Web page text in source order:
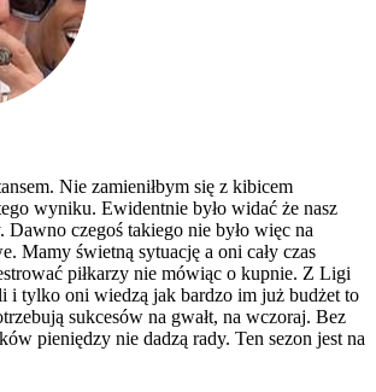
Nie zamieniłbym się z kibicem
wyniku. Ewidentnie było widać że nasz
Dawno czegoś takiego nie było więc na
Mamy świetną sytuację a oni cały czas
piłkarzy nie mówiąc o kupnie. Z Ligi
i tylko oni wiedzą jak bardzo im już budżet to
sukcesów na gwałt, na wczoraj. Bez
pieniędzy nie dadzą rady. Ten sezon jest na